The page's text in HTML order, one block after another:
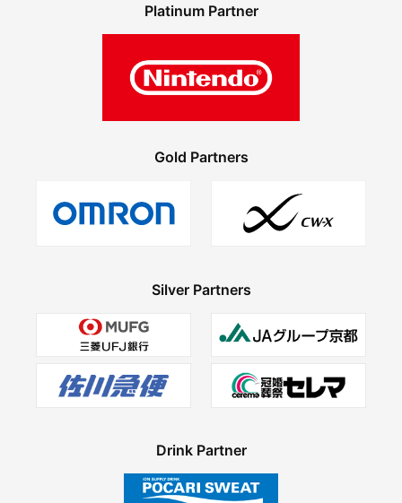
Platinum Partner
Gold Partners
Silver Partners
Drink Partner